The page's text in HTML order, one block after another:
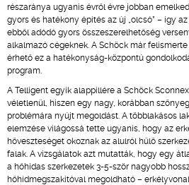
részaránya ugyanis évről évre jobban
gyors és hatékony építés az új „olcsó” – így
ebből adódó gyors összeszerelhetőség
alkalmazó cégeknek. A Schöck már
érhető ez a hatékonyság-központú
program.
A Telligent egyik alappillére a Schöck
véletlenül, hiszen egy nagy, korábban
problémára nyújt megoldást. A többlakásos
elemzése világossá tette ugyanis, hogy az
hőveszteséget okoznak az alulról hűlő
falak. A vizsgálatok azt mutatták, hogy egy
a hőhidas szerkezetek 3-5-ször nagyobb
hőhídmegszakítóval megoldható –